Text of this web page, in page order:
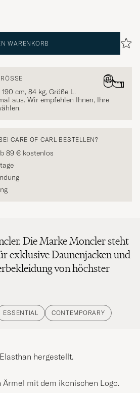
WARENKORB
cm, 84 kg, Größe L.
aus. Wir empfehlen Ihnen, Ihre
CARE OF CARL BESTELLEN?
89 € kostenlos
Die Marke Moncler steht
exklusive Daunenjacken und
von höchster
ESSENTIAL CONTEMPORARY
hergestellt.
mit dem ikonischen Logo.